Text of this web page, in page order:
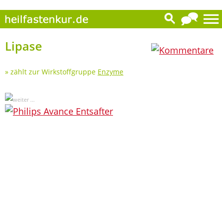
Lipase
» zählt zur Wirkstoffgruppe Enzyme